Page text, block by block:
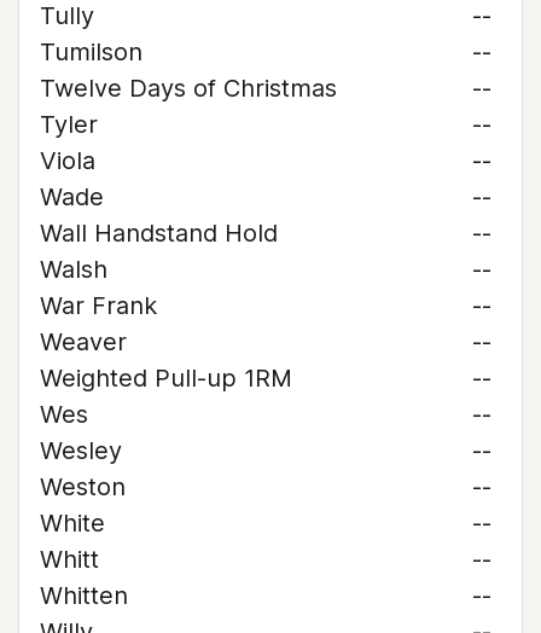
Tully
--
Tumilson
--
Twelve Days of Christmas
--
Tyler
--
Viola
--
Wade
--
Wall Handstand Hold
--
Walsh
--
War Frank
--
Weaver
--
Weighted Pull-up 1RM
--
Wes
--
Wesley
--
Weston
--
White
--
Whitt
--
Whitten
--